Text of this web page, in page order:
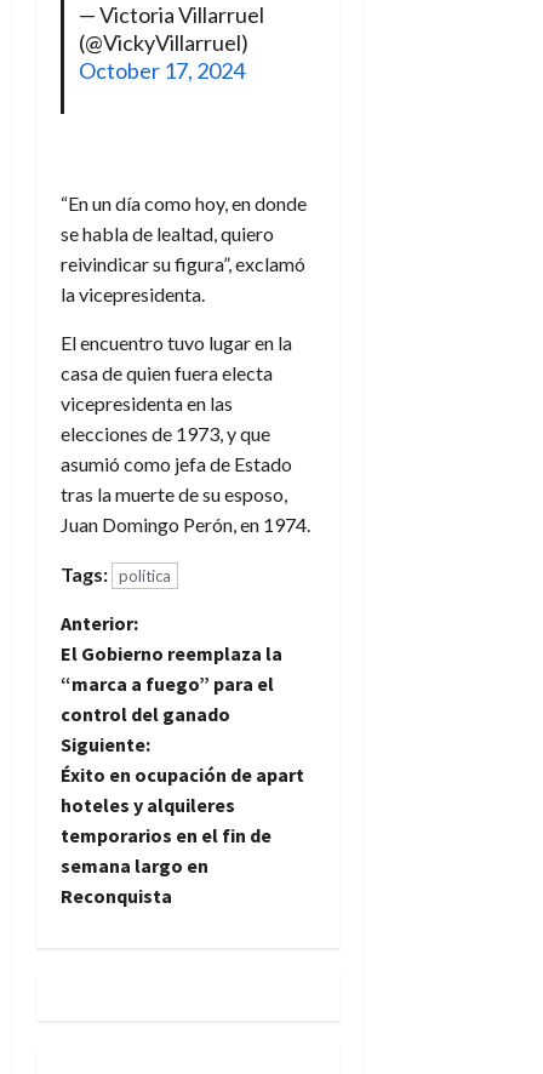
— Victoria Villarruel
(@VickyVillarruel)
October 17, 2024
“En un día como hoy, en donde
se habla de lealtad, quiero
reivindicar su figura”, exclamó
la vicepresidenta.
El encuentro tuvo lugar en la
casa de quien fuera electa
vicepresidenta en las
elecciones de 1973, y que
asumió como jefa de Estado
tras la muerte de su esposo,
Juan Domingo Perón, en 1974.
Tags: política
N
a
v
e
g
a
Anterior:
El Gobierno reemplaza la
“marca a fuego” para el
control del ganado
Siguiente:
Éxito en ocupación de apart
hoteles y alquileres
temporarios en el fin de
semana largo en
Reconquista